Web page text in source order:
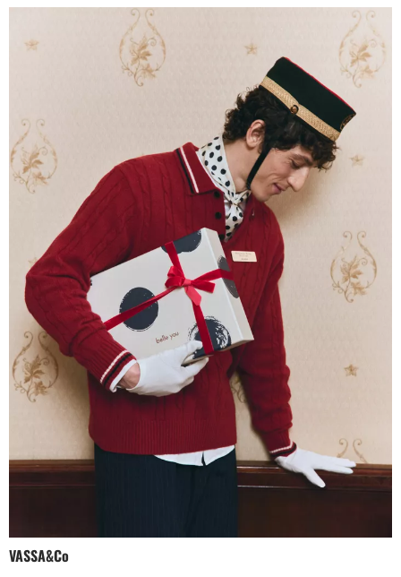
VASSA&Co